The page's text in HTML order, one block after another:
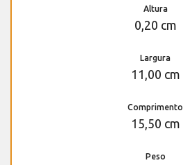
Altura
0,20 cm
Largura
11,00 cm
Comprimento
15,50 cm
Peso